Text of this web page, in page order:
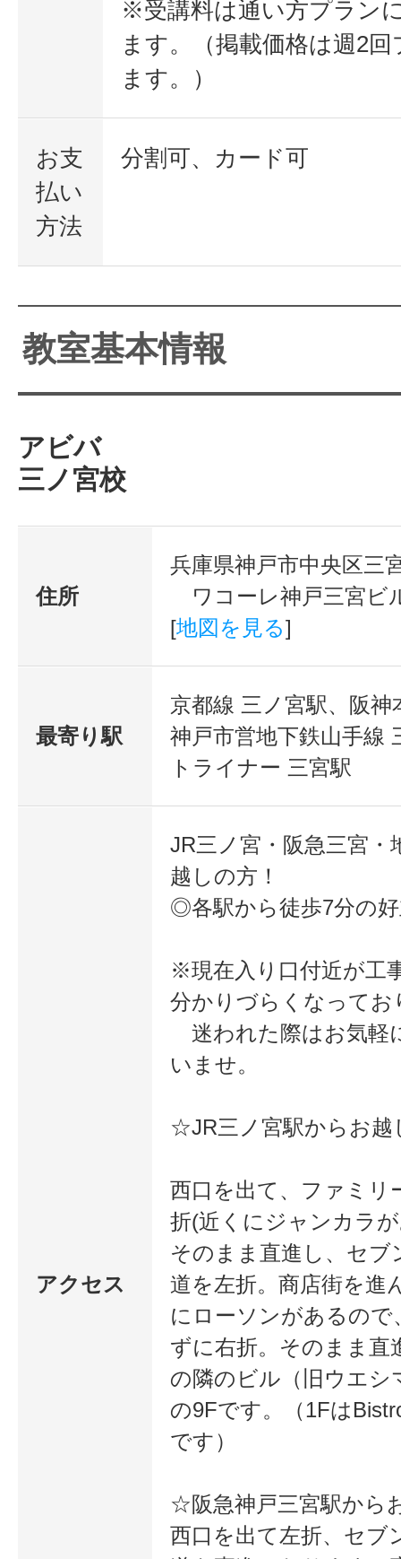
※受講料は通い方プラン
ます。（掲載価格は週2
ます。）
お支
払い
方法
分割可、カード可
教室基本情報
アビバ
三ノ宮校
住所
兵庫県神戸市中央区三
ワコーレ神戸三宮ビ
[地図を見る]
最寄り駅
京都線 三ノ宮駅、阪神
神戸市営地下鉄山手線
トライナー 三宮駅
アクセス
JR三ノ宮・阪急三宮・
越しの方！
◎各駅から徒歩7分の
※現在入り口付近が工
分かりづらくなってお
迷われた際はお気軽
いませ。
☆JR三ノ宮駅からお越
西口を出て、ファミリ
折(近くにジャンカラ
そのまま直進し、セブ
道を左折。商店街を進
にローソンがあるので
ずに右折。そのまま直
の隣のビル（旧ウエシ
の9Fです。（1Fは
です）
☆阪急神戸三宮駅から
西口を出て左折、セブ